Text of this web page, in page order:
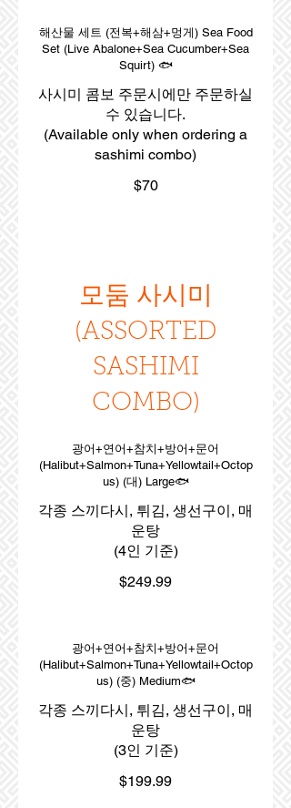
해산물 세트 (전복+해삼+멍게) Sea Food
Set (Live Abalone+Sea Cucumber+Sea
Squirt) 🐟
사시미 콤보 주문시에만 주문하실
수 있습니다.
(Available only when ordering a
sashimi combo)
$70
모둠 사시미
(ASSORTED
SASHIMI
COMBO)
광어+연어+참치+방어+문어
(Halibut+Salmon+Tuna+Yellowtail+Octop
us) (대) Large🐟
각종 스끼다시, 튀김, 생선구이, 매
운탕
(4인 기준)
$249.99
광어+연어+참치+방어+문어
(Halibut+Salmon+Tuna+Yellowtail+Octop
us) (중) Medium🐟
각종 스끼다시, 튀김, 생선구이, 매
운탕
(3인 기준)
$199.99